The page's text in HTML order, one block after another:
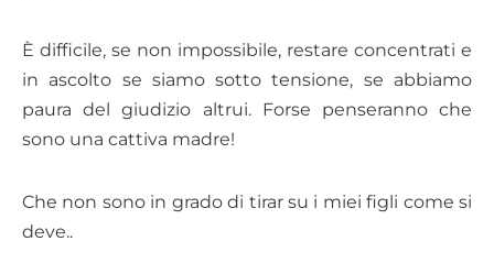
È difficile, se non impossibile, restare concentrati e
in ascolto se siamo sotto tensione, se abbiamo
paura del giudizio altrui. Forse penseranno che
sono una cattiva madre!
Che non sono in grado di tirar su i miei figli come si
deve..